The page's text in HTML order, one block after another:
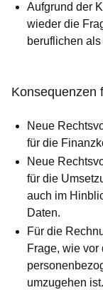
Aufgrund der
wieder die
beruflichen
Konsequenzen
Neue
für die
Neue
für die
auch im
Daten.
Für die
Frage, wie vor
umzugehen ist.